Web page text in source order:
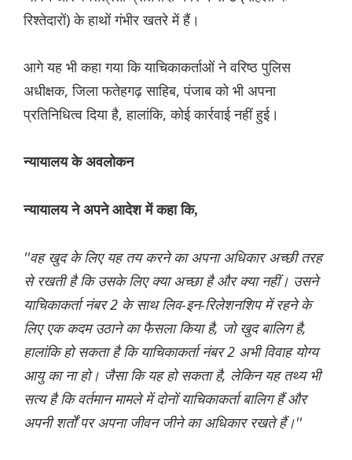
रिश्तेदारों) के हाथों गंभीर खतरे में हैं।
आगे यह भी कहा गया कि याचिकाकर्ताओं ने वरिष्ठ पुलिस
अधीक्षक, जिला फतेहगढ़ साहिब, पंजाब को भी अपना
प्रतिनिधित्व दिया है, हालांकि, कोई कार्रवाई नहीं हुई।
न्यायालय के अवलोकन
न्यायालय ने अपने आदेश में कहा कि,
''वह खुद के लिए यह तय करने का अपना अधिकार अच्छी तरह
से रखती है कि उसके लिए क्या अच्छा है और क्या नहीं। उसने
याचिकाकर्ता नंबर 2 के साथ लिव-इन-रिलेशनशिप में रहने के
लिए एक कदम उठाने का फैसला किया है, जो खुद बालिग है,
हालांकि हो सकता है कि याचिकाकर्ता नंबर 2 अभी विवाह योग्य
आयु का ना हो। जैसा कि यह हो सकता है, लेकिन यह तथ्य भी
सत्य है कि वर्तमान मामले में दोनों याचिकाकर्ता बालिग हैं और
अपनी शर्तों पर अपना जीवन जीने का अधिकार रखते हैं।''